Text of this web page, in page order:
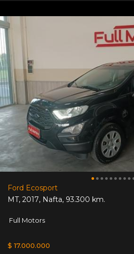
Ford Ecosport
MT, 2017, Nafta, 93.300 km.
Full Motors
$ 17.000.000